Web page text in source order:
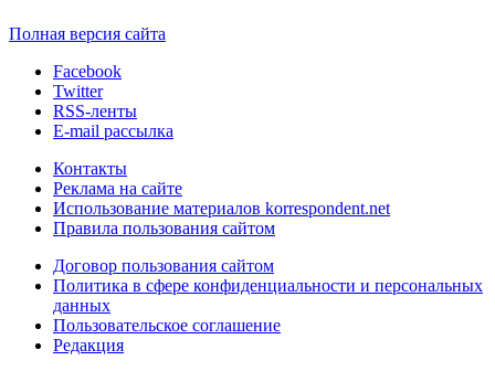
Полная версия сайта
Facebook
Twitter
RSS-ленты
E-mail рассылка
Контакты
Реклама на сайте
Использование материалов korrespondent.net
Правила пользования сайтом
Договор пользования сайтом
Политика в сфере конфиденциальности и персональных
данных
Пользовательское соглашение
Редакция